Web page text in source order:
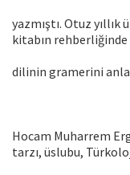
yazmıştı. Otuz
kitabın rehberliğinde
dilinin gramerini
Hocam Muharrem
tarzı, üslubu,